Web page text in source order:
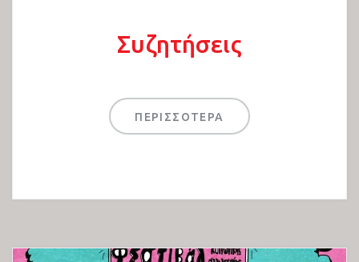
Εκθέσεις 2022
Συζητήσεις
ΠΕΡΙΣΣΟΤΕΡΑ